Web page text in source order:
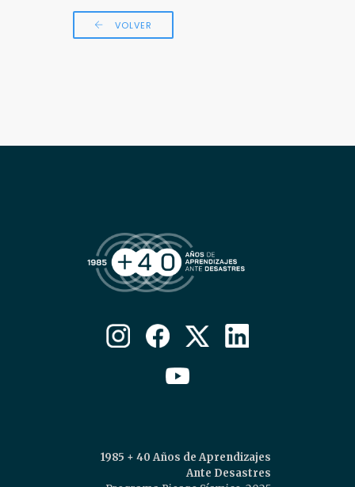
VOLVER
1985 + 40 Años de Aprendizajes
Ante Desastres